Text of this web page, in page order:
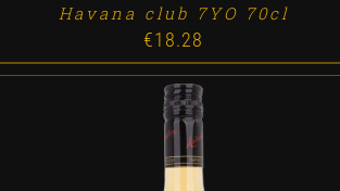
Havana club 7YO 70cl
€18.28